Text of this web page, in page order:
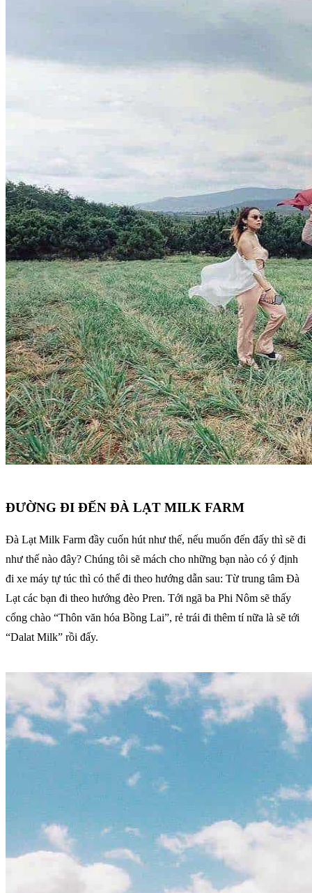
ĐƯỜNG ĐI ĐẾN ĐÀ LẠT MILK FARM
Đà Lạt Milk Farm đầy cuốn hút như thế, nếu muốn đến đấy thì sẽ đi
như thế nào đây? Chúng tôi sẽ mách cho những bạn nào có ý định
đi xe máy tự túc thì có thể đi theo hướng dẫn sau: Từ trung tâm Đà
Lạt các bạn đi theo hướng đèo Pren. Tới ngã ba Phi Nôm sẽ thấy
cổng chào “Thôn văn hóa Bồng Lai”, rẻ trái đi thêm tí nữa là sẽ tới
“Dalat Milk” rồi đấy.